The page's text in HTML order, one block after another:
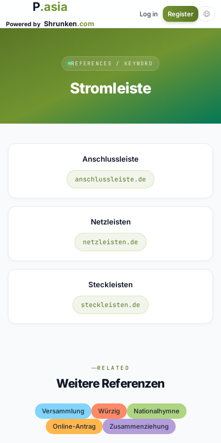
P.asia
Powered by Shrunken.com
Log in Register
REFERENCES / KEYWORD
Stromleiste
Anschlussleiste
anschlussleiste.de
Netzleisten
netzleisten.de
Steckleisten
steckleisten.de
RELATED
Weitere Referenzen
Versammlung Würzig
Nationalhymne
Online-Antrag
Zusammenziehung